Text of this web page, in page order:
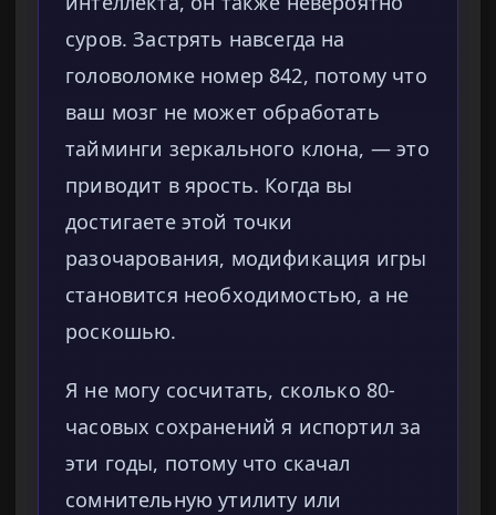
суров. Застрять навсегда на
головоломке номер 842, потому что
ваш мозг не может обработать
тайминги зеркального клона, — это
приводит в ярость. Когда вы
достигаете этой точки
разочарования, модификация игры
становится необходимостью, а не
роскошью.
Я не могу сосчитать, сколько 80-
часовых сохранений я испортил за
эти годы, потому что скачал
сомнительную утилиту или